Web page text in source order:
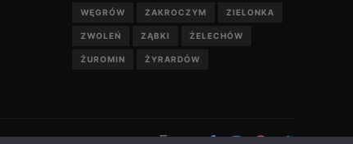
WĘGRÓW ZAKROCZYM ZIELONKA
ZWOLEŃ ZĄBKI ŻELECHÓW
ŻUROMIN ŻYRARDÓW